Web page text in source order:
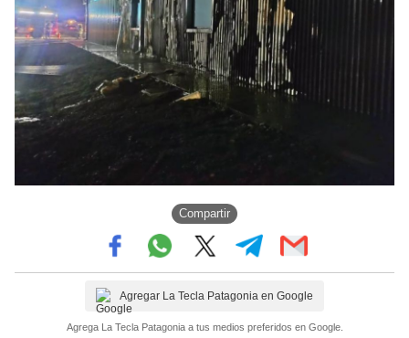
Compartir
Agregar La Tecla Patagonia en Google
Agrega La Tecla Patagonia a tus medios preferidos en Google.